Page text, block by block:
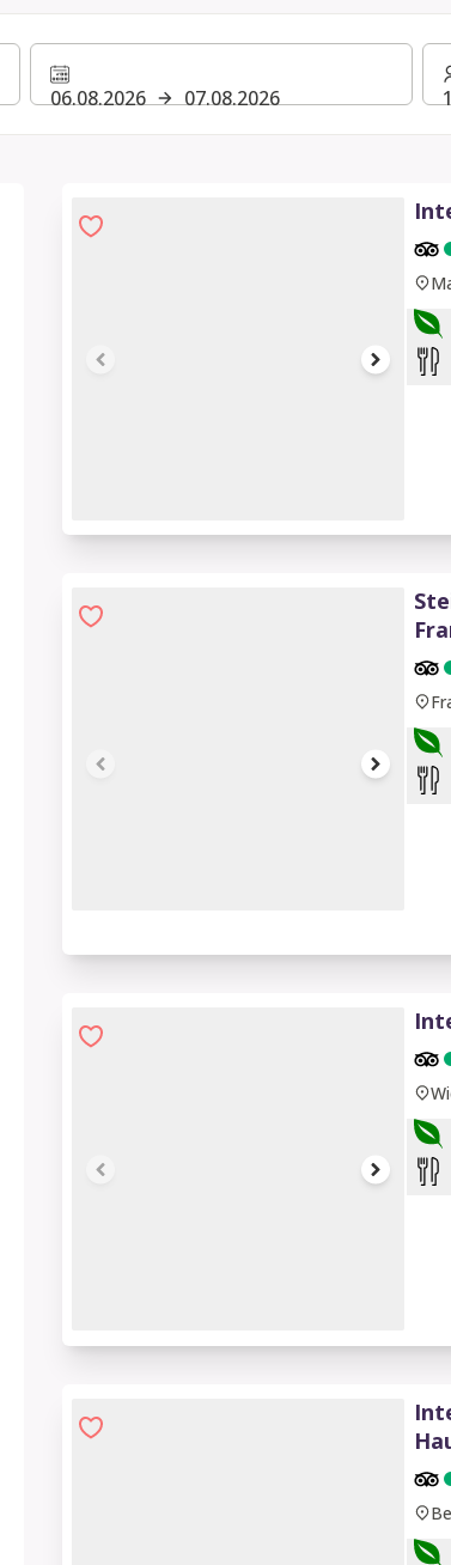
06.08.2026 07.08.2026
1 of 12
1 of 6